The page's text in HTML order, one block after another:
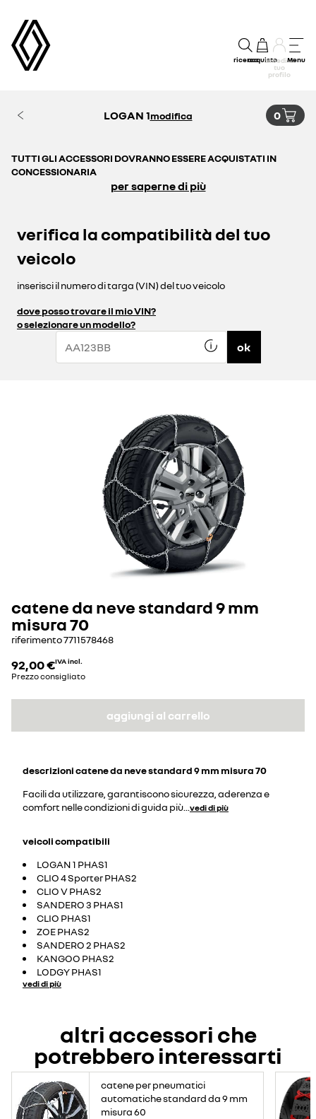
ricercaacquistoaccedi al
tuo
profilo
Menu
LOGAN 1modifica 0
TUTTI GLI ACCESSORI DOVRANNO ESSERE ACQUISTATI IN
CONCESSIONARIA
per saperne di più
verifica la compatibilità del tuo
veicolo
inserisci il numero di targa (VIN) del tuo veicolo
dove posso trovare il mio VIN?
o selezionare un modello?
ok
catene da neve standard 9 mm
misura 70
riferimento7711578468
92,00 €IVA incl.
Prezzo consigliato
aggiungi al carrello
descrizionicatene da neve standard 9 mm misura 70
Facili da utilizzare, garantiscono sicurezza, aderenza e
comfort nelle condizioni di guida più vedi di più
veicoli compatibili
LOGAN 1 PHAS1
CLIO 4 Sporter PHAS2
CLIO V PHAS2
SANDERO 3 PHAS1
CLIO PHAS1
ZOE PHAS2
SANDERO 2 PHAS2
KANGOO PHAS2
LODGY PHAS1
vedi di più
altri accessori che
potrebbero interessarti
catene per pneumatici
automatiche standard da 9 mm
misura 60